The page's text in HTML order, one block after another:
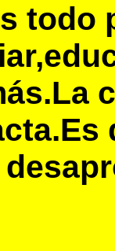
todo